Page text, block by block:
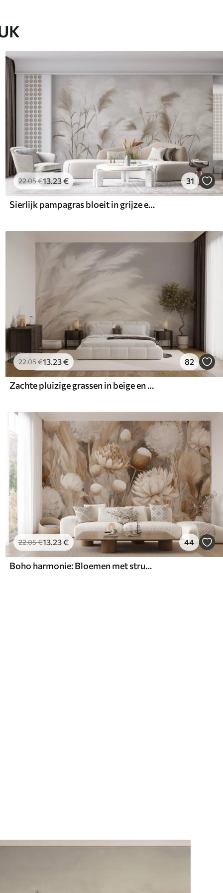
22.05€13.23€ 31
Sierlijk pampagras bloeit in grijze en bruine tinten
22.05€13.23€ 82
Zachte pluizige grassen in beige en grijs
22.05€13.23€ 44
Boho harmonie: Bloemen met structuur in beige en crèmetinten